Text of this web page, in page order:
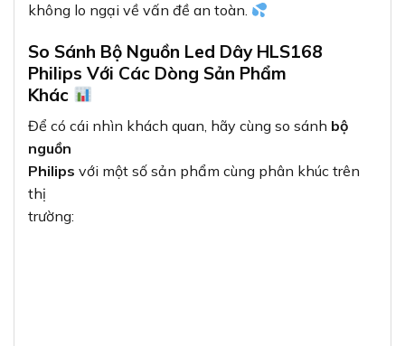
không lo ngại về vấn đề an toàn.
So Sánh Bộ Nguồn Led Dây HLS168
Philips Với Các Dòng Sản Phẩm
Khác
Để có cái nhìn khách quan, hãy cùng so sánh bộ
nguồn
Philips với một số sản phẩm cùng phân khúc trên
thị
trường: